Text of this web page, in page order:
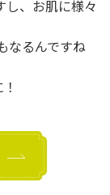
、お肌に様々
なるんですね